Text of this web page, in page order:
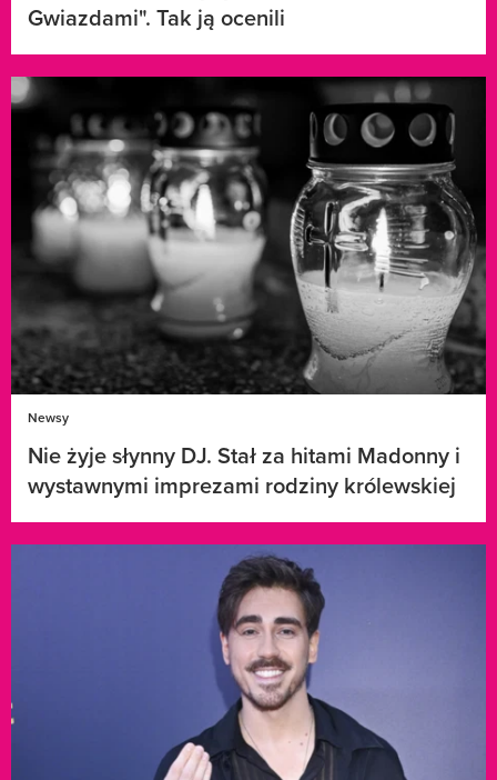
Gwiazdami". Tak ją ocenili
Newsy
Nie żyje słynny DJ. Stał za hitami Madonny i
wystawnymi imprezami rodziny królewskiej